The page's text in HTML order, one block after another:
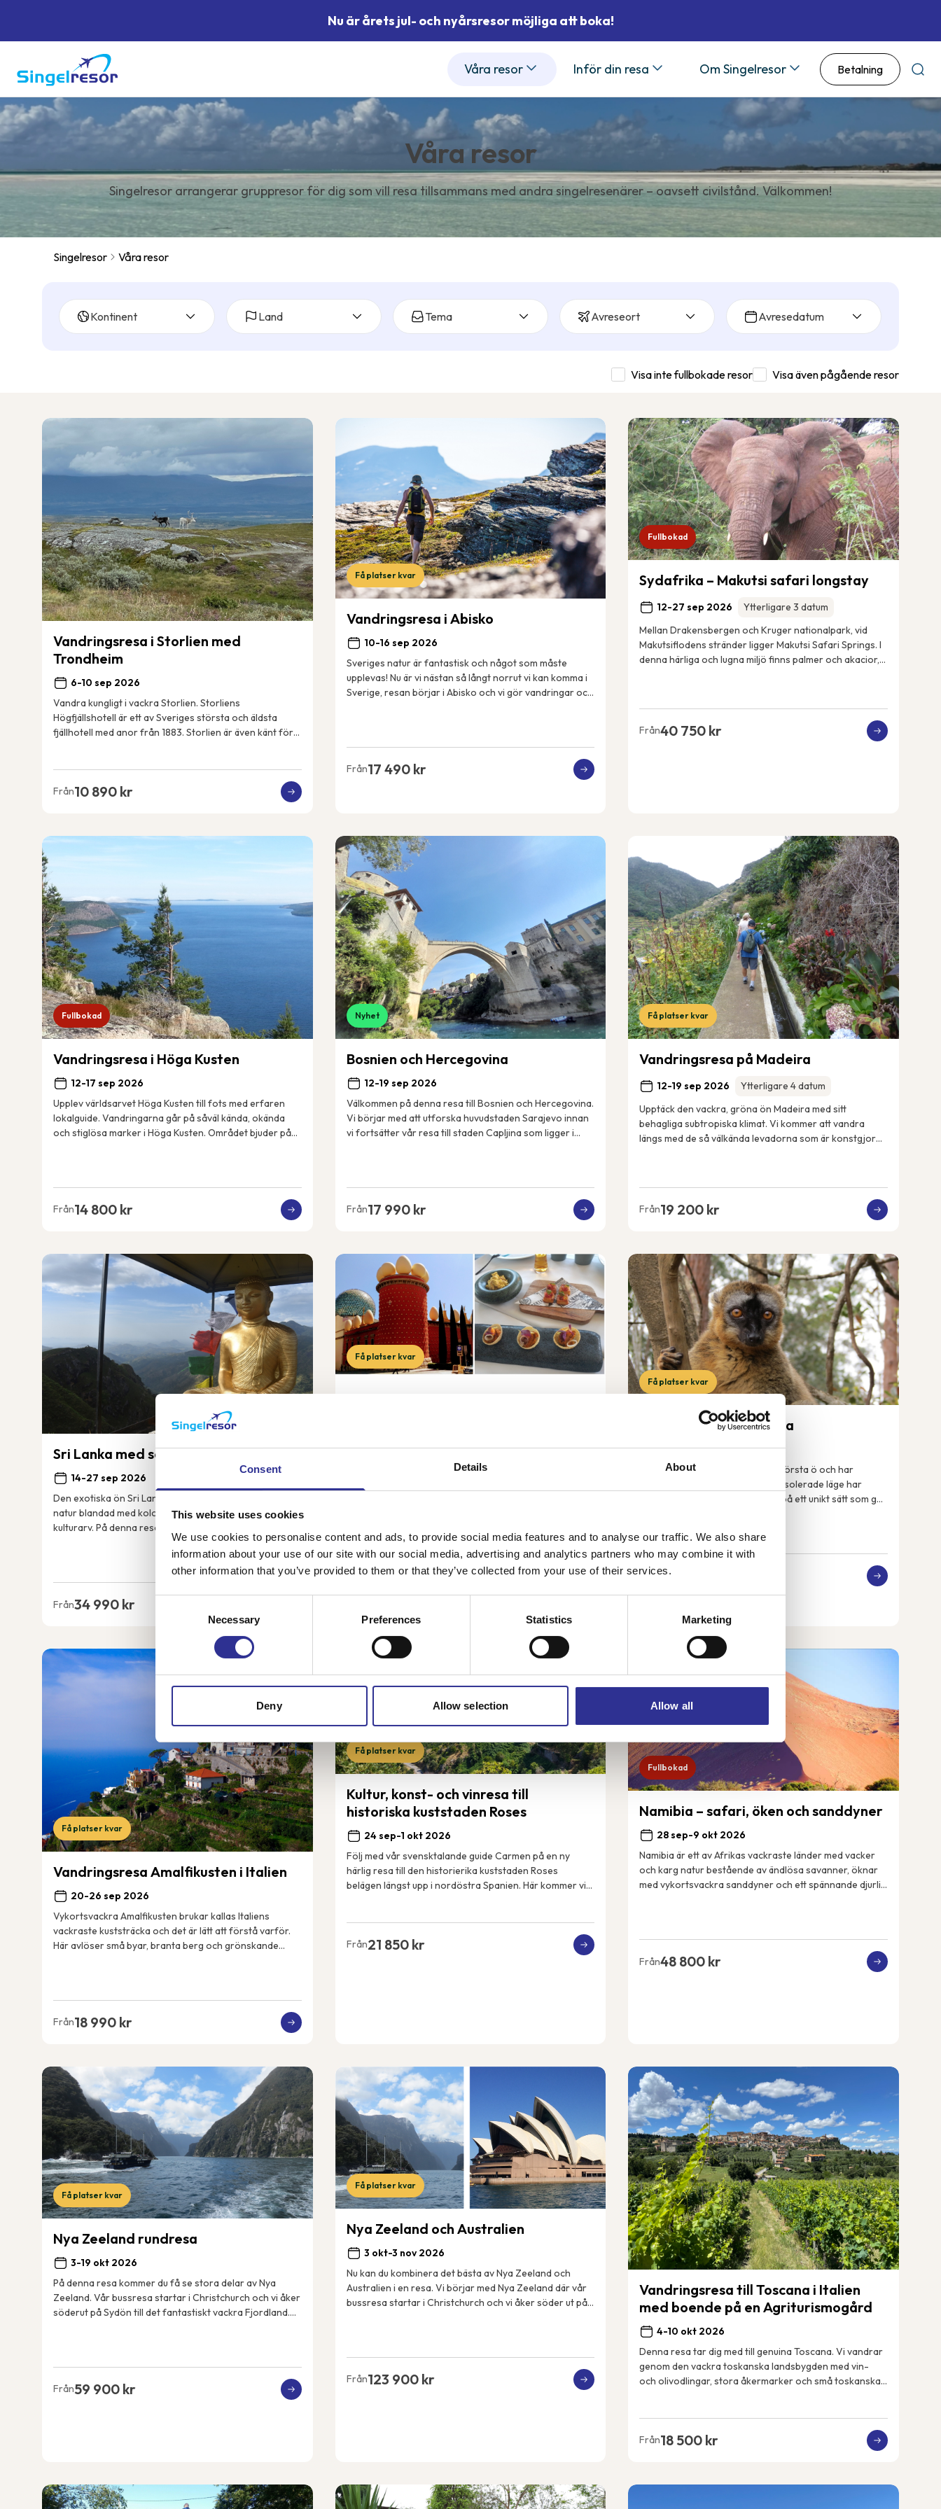
Consent Details About
This website uses cookies
We use cookies to personalise content and ads, to provide social media features and to analyse our traffic. We also share
information about your use of our site with our social media, advertising and analytics partners who may combine it with
other information that you’ve provided to them or that they’ve collected from your use of their services.
Necessary Preferences Statistics Marketing
Deny Allow selection Allow all
Nu är årets jul- och nyårsresor möjliga att boka!
Våra resor Inför din resa Om Singelresor Betalning Sök
Våra resor
Singelresor arrangerar gruppresor för dig som vill resa tillsammans med andra singelresenärer – oavsett civilstånd. Välkommen!
Singelresor Våra resor
Kontinent Land Tema Avreseort Avresedatum
Visa inte fullbokade resor Visa även pågående resor
Vandringsresa i Storlien med
Trondheim
6-10 sep 2026
Vandra kungligt i vackra Storlien. Storliens
Högfjällshotell är ett av Sveriges största och äldsta
fjällhotell med anor från 1883. Storlien är även känt för
Från10 890 kr
Få platser kvar
Vandringsresa i Abisko
10-16 sep 2026
Sveriges natur är fantastisk och något som måste
upplevas! Nu är vi nästan så långt norrut vi kan komma i
Sverige, resan börjar i Abisko och vi gör vandringar och
Från17 490 kr
Fullbokad
Sydafrika – Makutsi safari longstay
12-27 sep 2026
Ytterligare 3 datum
Mellan Drakensbergen och Kruger nationalpark, vid
Makutsiflodens stränder ligger Makutsi Safari Springs. I
denna härliga och lugna miljö finns palmer och akacior,
Från40 750 kr
Fullbokad
Vandringsresa i Höga Kusten
12-17 sep 2026
Upplev världsarvet Höga Kusten till fots med erfaren
lokalguide. Vandringarna går på såväl kända, okända
och stiglösa marker i Höga Kusten. Området bjuder på
Från14 800 kr
Nyhet
Bosnien och Hercegovina
12-19 sep 2026
Välkommen på denna resa till Bosnien och Hercegovina.
Vi börjar med att utforska huvudstaden Sarajevo innan
vi fortsätter vår resa till staden Capljina som ligger i
Från17 990 kr
Få platser kvar
Vandringsresa på Madeira
12-19 sep 2026
Ytterligare 4 datum
Upptäck den vackra, gröna ön Madeira med sitt
behagliga subtropiska klimat. Vi kommer att vandra
längs med de så välkända levadorna som är konstgjorda
Från19 200 kr
Sri Lanka med sol och bad
14-27 sep 2026
Den exotiska ön Sri Lanka bjuder på vacker grönskande
natur blandad med kolonial historia och ett stort
kulturarv. På denna resa besöker vi bland annat de
grönklädda bergen i Nuwara Eliya, det mäktiga...
Från34 990 kr
Få platser kvar
vackra landskap, konst och historia tillsammans med
vår svensktalande guide Cecilia. Vårt 4...
Från22 650 kr
Få platser kvar
Madagaskar – rundresa
19 sep-3 okt 2026
Madagaskar är världens fjärde största ö och har
enastående natur. Tack vare sitt isolerade läge har
växter och djur på ön utvecklats på ett unikt sätt som gör
Från41 250 kr
Få platser kvar
Vandringsresa Amalfikusten i Italien
20-26 sep 2026
Vykortsvackra Amalfikusten brukar kallas Italiens
vackraste kuststräcka och det är lätt att förstå varför.
Här avlöser små byar, branta berg och grönskande
Från18 990 kr
Få platser kvar
Kultur, konst- och vinresa till
historiska kuststaden Roses
24 sep-1 okt 2026
Följ med vår svensktalande guide Carmen på en ny
härlig resa till den historierika kuststaden Roses
belägen längst upp i nordöstra Spanien. Här kommer vi
Från21 850 kr
Fullbokad
Namibia – safari, öken och sanddyner
28 sep-9 okt 2026
Namibia är ett av Afrikas vackraste länder med vacker
och karg natur bestående av ändlösa savanner, öknar
med vykortsvackra sanddyner och ett spännande djurliv.
Från48 800 kr
Få platser kvar
Nya Zeeland rundresa
3-19 okt 2026
På denna resa kommer du få se stora delar av Nya
Zeeland. Vår bussresa startar i Christchurch och vi åker
söderut på Sydön till det fantastiskt vackra Fjordland.
Från59 900 kr
Få platser kvar
Nya Zeeland och Australien
3 okt-3 nov 2026
Nu kan du kombinera det bästa av Nya Zeeland och
Australien i en resa. Vi börjar med Nya Zeeland där vår
bussresa startar i Christchurch och vi åker söder ut på
Från123 900 kr
Vandringsresa till Toscana i Italien
med boende på en Agriturismogård
4-10 okt 2026
Denna resa tar dig med till genuina Toscana. Vi vandrar
genom den vackra toskanska landsbygden med vin-
och olivodlingar, stora åkermarker och små toskanska
Från18 500 kr